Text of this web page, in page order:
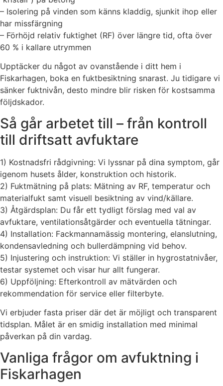
– Isolering på vinden som känns kladdig, sjunkit ihop eller
har missfärgning
– Förhöjd relativ fuktighet (RF) över längre tid, ofta över
60 % i kallare utrymmen
Upptäcker du något av ovanstående i ditt hem i
Fiskarhagen, boka en fuktbesiktning snarast. Ju tidigare vi
sänker fuktnivån, desto mindre blir risken för kostsamma
följdskador.
Så går arbetet till – från kontroll
till driftsatt avfuktare
1) Kostnadsfri rådgivning: Vi lyssnar på dina symptom, går
igenom husets ålder, konstruktion och historik.
2) Fuktmätning på plats: Mätning av RF, temperatur och
materialfukt samt visuell besiktning av vind/källare.
3) Åtgärdsplan: Du får ett tydligt förslag med val av
avfuktare, ventilationsåtgärder och eventuella tätningar.
4) Installation: Fackmannamässig montering, elanslutning,
kondensavledning och bullerdämpning vid behov.
5) Injustering och instruktion: Vi ställer in hygrostatnivåer,
testar systemet och visar hur allt fungerar.
6) Uppföljning: Efterkontroll av mätvärden och
rekommendation för service eller filterbyte.
Vi erbjuder fasta priser där det är möjligt och transparent
tidsplan. Målet är en smidig installation med minimal
påverkan på din vardag.
Vanliga frågor om avfuktning i
Fiskarhagen